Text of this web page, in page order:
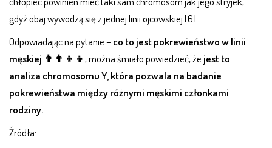
gdyż obaj wywodzą się z jednej linii ojcowskiej [6].
Odpowiadając na pytanie – co to jest pokrewieństwo w linii
męskiej 👨‍👨‍👦‍👦, można śmiało powiedzieć, że jest to
analiza chromosomu Y, która pozwala na badanie
pokrewieństwa między różnymi męskimi członkami
rodziny.
Źródła: